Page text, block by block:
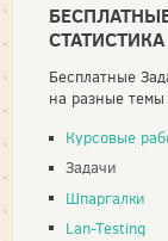
СТАТИСТИКА
Бесплатные
на разные темы
Курсовые
Задачи
Шпаргалки
Lan-Testing